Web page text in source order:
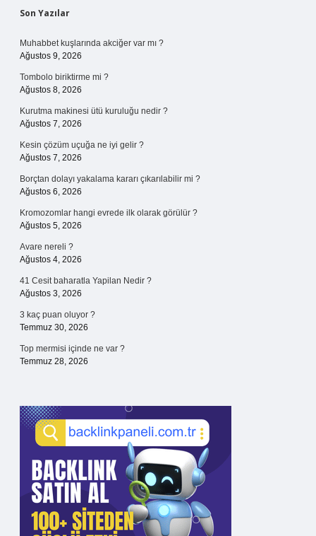
Sidebar
Son Yazılar
Muhabbet kuşlarında akciğer var mı ?
Ağustos 9, 2026
Tombolo biriktirme mi ?
Ağustos 8, 2026
Kurutma makinesi ütü kuruluğu nedir ?
Ağustos 7, 2026
Kesin çözüm uçuğa ne iyi gelir ?
Ağustos 7, 2026
Borçtan dolayı yakalama kararı çıkarılabilir mi ?
Ağustos 6, 2026
Kromozomlar hangi evrede ilk olarak görülür ?
Ağustos 5, 2026
Avare nereli ?
Ağustos 4, 2026
41 Cesit baharatla Yapilan Nedir ?
Ağustos 3, 2026
3 kaç puan oluyor ?
Temmuz 30, 2026
Top mermisi içinde ne var ?
Temmuz 28, 2026